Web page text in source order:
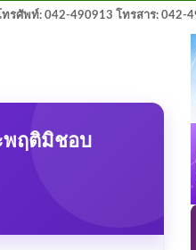
ศัพท์: 042-490913 โทรสาร: 042-
พฤติมิชอบ